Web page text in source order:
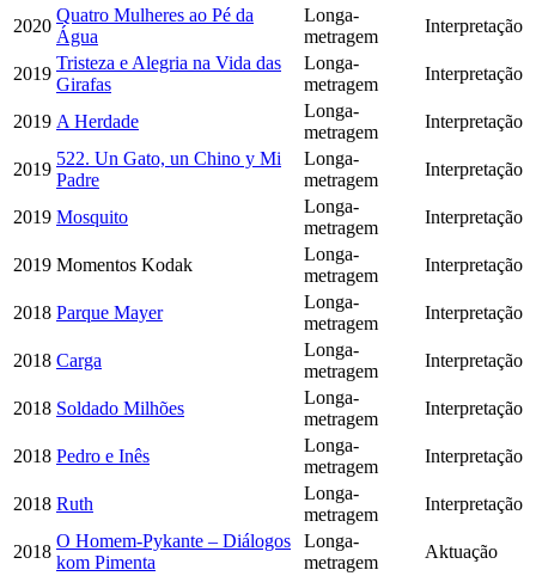
2020
Quatro Mulheres ao Pé da
Água
Longa-
metragem
Interpretação
2019
Tristeza e Alegria na Vida das
Girafas
Longa-
metragem
Interpretação
2019 A Herdade
Longa-
metragem
Interpretação
2019
522. Un Gato, un Chino y Mi
Padre
Longa-
metragem
Interpretação
2019 Mosquito
Longa-
metragem
Interpretação
2019 Momentos Kodak
Longa-
metragem
Interpretação
2018 Parque Mayer
Longa-
metragem
Interpretação
2018 Carga
Longa-
metragem
Interpretação
2018 Soldado Milhões
Longa-
metragem
Interpretação
2018 Pedro e Inês
Longa-
metragem
Interpretação
2018 Ruth
Longa-
metragem
Interpretação
2018
O Homem-Pykante – Diálogos
kom Pimenta
Longa-
metragem
Aktuação